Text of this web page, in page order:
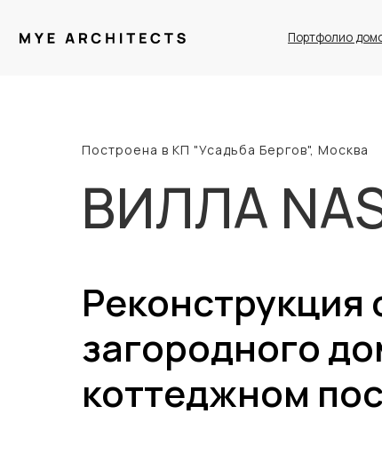
Портфолио домов
Построена в КП "Усадьба Бергов", Москва
ВИЛЛА
Реконструкция
загородного
коттеджном